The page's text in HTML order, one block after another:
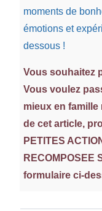
moments de
émotions et
dessous !
Vous souhaitez
Vous voulez
mieux en
de cet article,
PETITES
RECOMPOSEE
formulaire ci-